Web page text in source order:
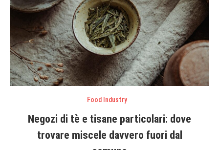
Food Industry
Negozi di tè e tisane particolari: dove
trovare miscele davvero fuori dal